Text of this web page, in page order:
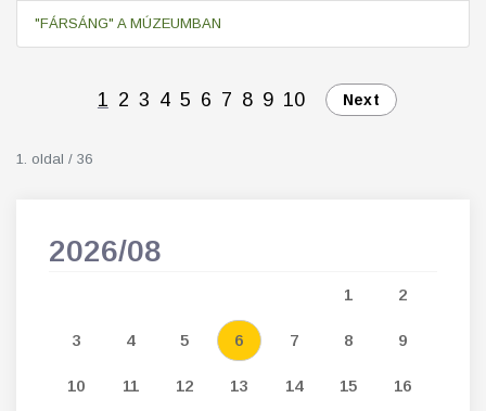
"FÁRSÁNG" A MÚZEUMBAN
1 2 3 4 5 6 7 8 9 10 Next
1. oldal / 36
2026/08
1 2
3 4 5 6 7 8 9
10 11 12 13 14 15 16